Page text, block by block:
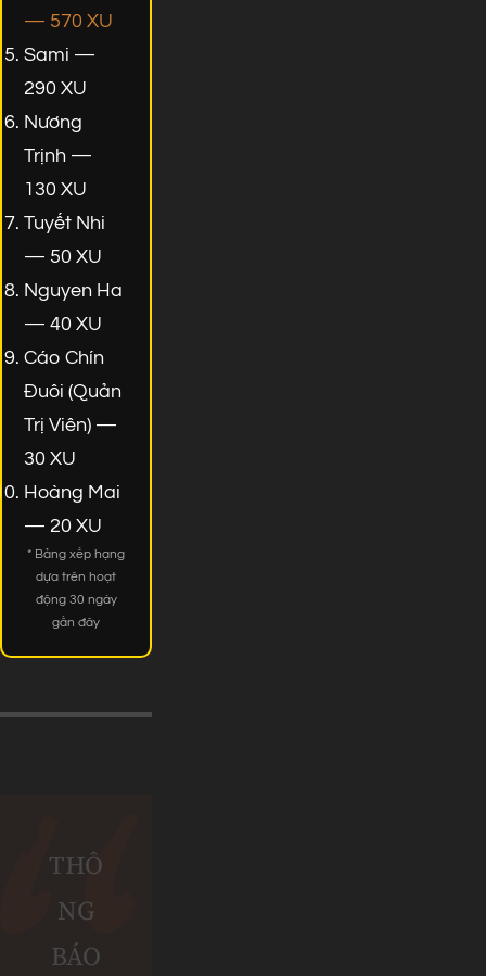
— 570 XU
Sami —
290 XU
Nương
Trịnh —
130 XU
Tuyết Nhi
— 50 XU
Nguyen Ha
— 40 XU
Cáo Chín
Đuôi (Quản
Trị Viên) —
30 XU
Hoàng Mai
— 20 XU
* Bảng xếp hạng
dựa trên hoạt
động 30 ngày
gần đây
THÔ
NG
BÁO